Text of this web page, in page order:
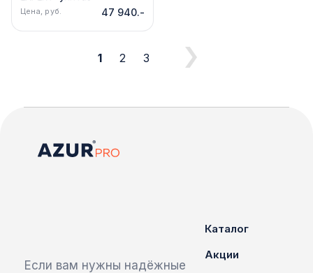
FLOREX+кнопка смыва
Цена, руб. 47 940.-
1 2 3
Если вам нужны надёжные
Каталог
Акции